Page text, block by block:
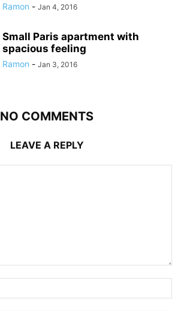
Ramon - Jan 4, 2016
Small Paris apartment with
spacious feeling
Ramon - Jan 3, 2016
NO COMMENTS
LEAVE A REPLY